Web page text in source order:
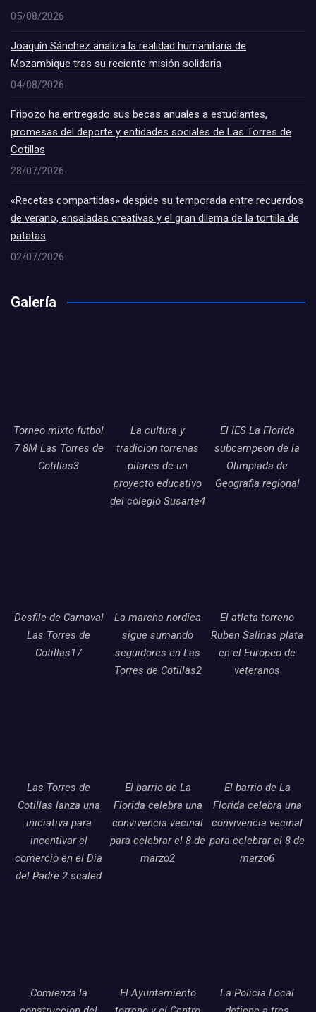
05/08/2026
Joaquín Sánchez analiza la realidad humanitaria de
Mozambique tras su reciente misión solidaria
04/08/2026
Fripozo ha entregado sus becas anuales a estudiantes,
promesas del deporte y entidades sociales de Las Torres de
Cotillas
28/07/2026
«Recetas compartidas» despide su temporada entre recuerdos
de verano, ensaladas creativas y el gran dilema de la tortilla de
patatas
02/07/2026
Galería
Torneo mixto futbol
7 8M Las Torres de
Cotillas3
La cultura y
tradicion torrenas
pilares de un
proyecto educativo
del colegio Susarte4
El IES La Florida
subcampeon de la
Olimpiada de
Geografia regional
Desfile de Carnaval
Las Torres de
Cotillas17
La marcha nordica
sigue sumando
seguidores en Las
Torres de Cotillas2
El atleta torreno
Ruben Salinas plata
en el Europeo de
veteranos
Las Torres de
Cotillas lanza una
iniciativa para
incentivar el
comercio en el Dia
del Padre 2 scaled
El barrio de La
Florida celebra una
convivencia vecinal
para celebrar el 8 de
marzo2
El barrio de La
Florida celebra una
convivencia vecinal
para celebrar el 8 de
marzo6
Comienza la
El Ayuntamiento
La Policia Local